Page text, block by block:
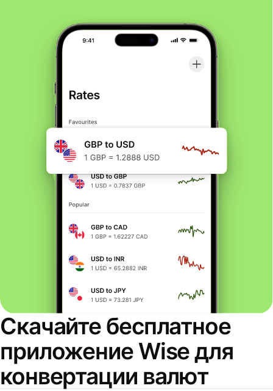
Скачайте бесплатное
приложение Wise для
конвертации валют